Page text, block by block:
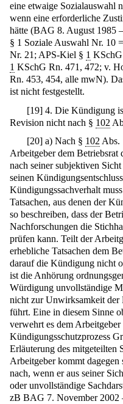
eine etwaige Sozialauswahl
wenn eine erforderliche
hätte (BAG 8. August 1985 –
§ 1 Soziale Auswahl Nr. 10
Nr. 21; APS-Kiel § 1
1 KSchG Rn. 471, 472; v.
Rn. 453, 454, alle mwN).
ist nicht festgestellt.
[19] 4. Die Kündigung
Revision nicht nach § 102
[20] a) Nach § 102Abs.
Arbeitgeber dem Betriebsrat
nach seiner subjektiven
seinen
Kündigungssachverhalt
Tatsachen, aus denen der
so beschreiben, dass der
Nachforschungen die
prüfen kann. Teilt der
erhebliche Tatsachen dem
darauf die Kündigung nicht
ist die Anhörung
Würdigung unvollständige
nicht zur Unwirksamkeit der
führt. Eine in diesem Sinne
verwehrt es dem
Kündigungsschutzprozess
Erläuterung des mitgeteilten
Arbeitgeber kommt
nach, wenn er aus seiner
oder unvollständige
zB BAG 7. November 2002